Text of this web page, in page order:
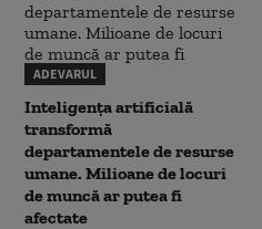
ADEVARUL
Inteligența artificială
transformă
departamentele de resurse
umane. Milioane de locuri
de muncă ar putea fi
afectate